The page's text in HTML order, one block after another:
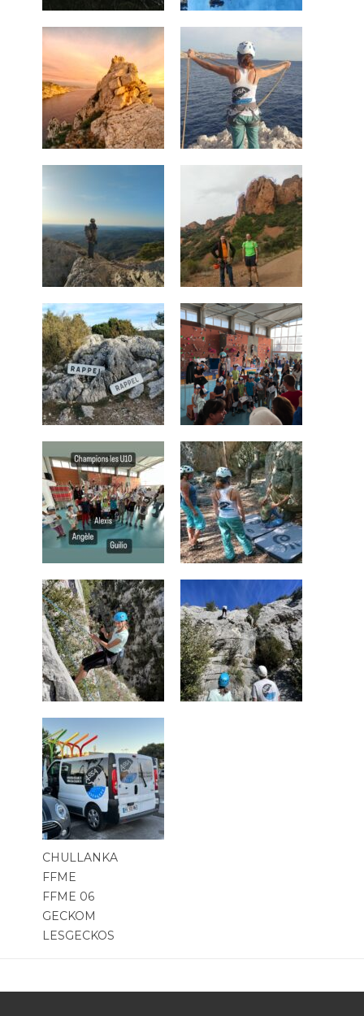
CHULLANKA
FFME
FFME 06
GECKOM
LESGECKOS